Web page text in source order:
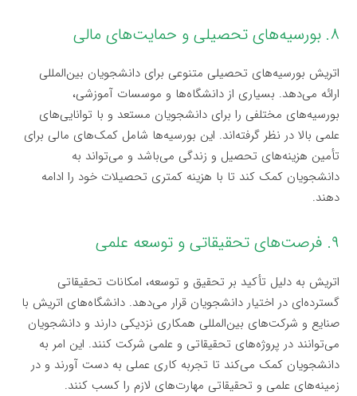
۸. بورسیه‌های تحصیلی و حمایت‌های مالی
اتریش بورسیه‌های تحصیلی متنوعی برای دانشجویان بین‌المللی
ارائه می‌دهد. بسیاری از دانشگاه‌ها و موسسات آموزشی،
بورسیه‌های مختلفی را برای دانشجویان مستعد و با توانایی‌های
علمی بالا در نظر گرفته‌اند. این بورسیه‌ها شامل کمک‌های مالی برای
تأمین هزینه‌های تحصیل و زندگی می‌باشد و می‌تواند به
دانشجویان کمک کند تا با هزینه کمتری تحصیلات خود را ادامه
دهند.
۹. فرصت‌های تحقیقاتی و توسعه علمی
اتریش به دلیل تأکید بر تحقیق و توسعه، امکانات تحقیقاتی
گسترده‌ای در اختیار دانشجویان قرار می‌دهد. دانشگاه‌های اتریش با
صنایع و شرکت‌های بین‌المللی همکاری نزدیکی دارند و دانشجویان
می‌توانند در پروژه‌های تحقیقاتی و علمی شرکت کنند. این امر به
دانشجویان کمک می‌کند تا تجربه کاری عملی به دست آورند و در
زمینه‌های علمی و تحقیقاتی مهارت‌های لازم را کسب کنند.